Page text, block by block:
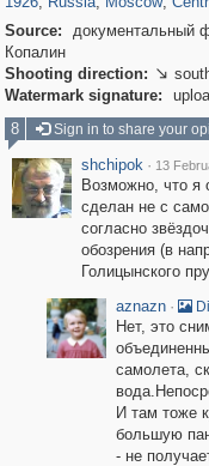
Source:
документальный
Копалин
Shooting direction: 
Watermark signature:
8
Sign in to share your
shchipok · 13
Возможно, что я
сделан не с
согласно
обозрения (в
Голицынского
aznazn ·
Нет, это
самолета,
И там тоже
большую
- не